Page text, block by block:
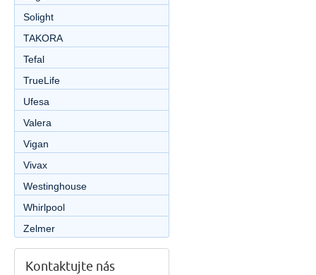
Solight
TAKORA
Tefal
TrueLife
Ufesa
Valera
Vigan
Vivax
Westinghouse
Whirlpool
Zelmer
Kontaktujte nás